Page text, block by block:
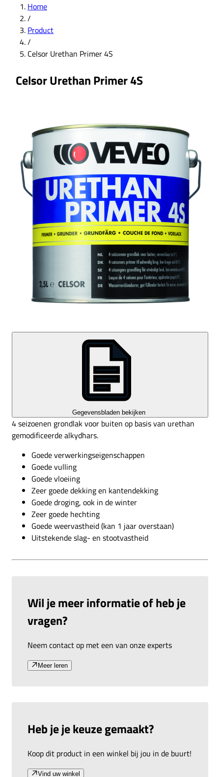
Home
/
Product
/
Celsor Urethan Primer 4S
Celsor Urethan Primer 4S
Gegevensbladen bekijken
4 seizoenen grondlak voor buiten op basis van urethan
gemodificeerde alkydhars.
Goede verwerkingseigenschappen
Goede vulling
Goede vloeiing
Zeer goede dekking en kantendekking
Goede droging, ook in de winter
Zeer goede hechting
Goede weervastheid (kan 1 jaar overstaan)
Uitstekende slag- en stootvastheid
Wil je meer informatie of heb je
vragen?
Neem contact op met een van onze experts
Meer leren
Heb je je keuze gemaakt?
Koop dit product in een winkel bij jou in de buurt!
Vind uw winkel